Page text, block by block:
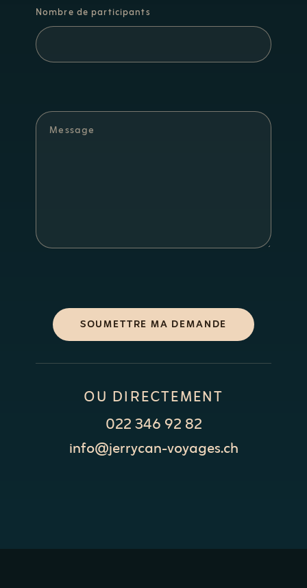
Nombre de participants
SOUMETTRE MA DEMANDE
OU DIRECTEMENT
022 346 92 82
info@jerrycan-voyages.ch